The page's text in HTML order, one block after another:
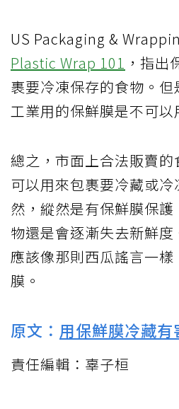
US Packaging &
Plastic Wrap 101 ，指出
裹要冷凍保存的食物。但
工業用的保鮮膜是不可以
總之，市面上合法販賣
可以用來包裹要冷藏或
然，縱然是有保鮮膜保
物還是會逐漸失去新鮮
應該像那則西瓜謠言一
膜。
原文： 用保鮮膜冷藏有
責任編輯：辜子桓